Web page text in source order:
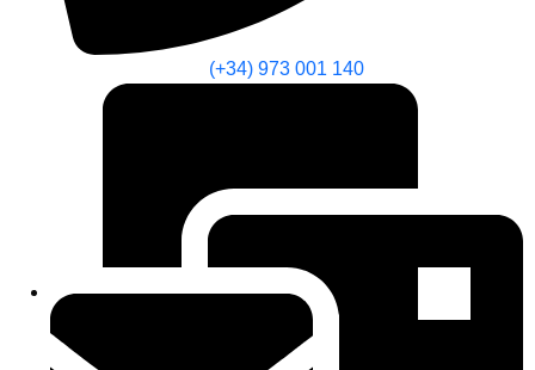
(+34) 973 001 140